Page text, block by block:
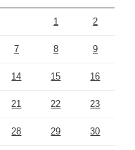
1 2
7 8 9
14 15 16
21 22 23
28 29 30